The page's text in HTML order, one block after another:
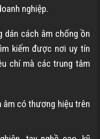
nghiệp.
dán cách âm chống ồn
kiếm được nơi uy tín
chí mà các trung tâm
có thương hiệu trên